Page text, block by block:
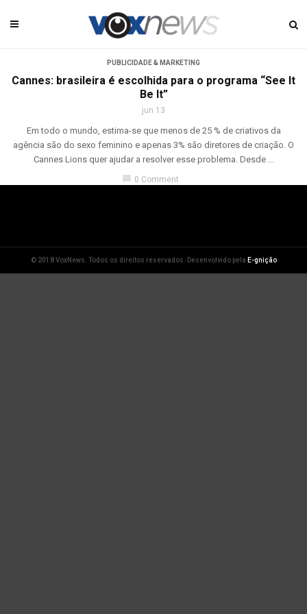
PUBLICIDADE & MARKETING
Cannes: brasileira é escolhida para o programa “See It
Be It”
jun 13
Em todo o mundo, estima-se que menos de 25 % de criativos da
agência são do sexo feminino e apenas 3% são diretores de criação. O
Cannes Lions quer ajudar a resolver esse problema. Desde ...
chat_bubble 0 Comment
© 2018 VoxNews. Todos os direitos reservados. Desenvolvido pela E-gnição